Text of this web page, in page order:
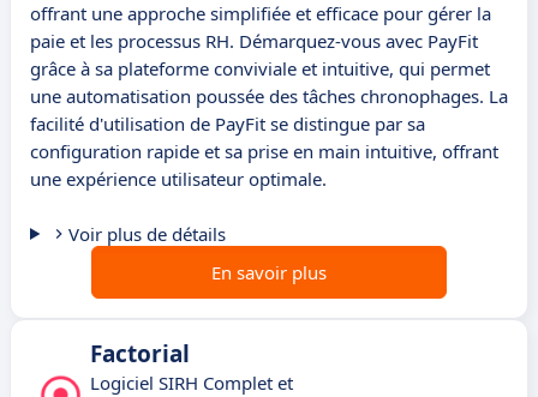
offrant une approche simplifiée et efficace pour gérer la
paie et les processus RH. Démarquez-vous avec PayFit
grâce à sa plateforme conviviale et intuitive, qui permet
une automatisation poussée des tâches chronophages. La
facilité d'utilisation de PayFit se distingue par sa
configuration rapide et sa prise en main intuitive, offrant
une expérience utilisateur optimale.
Voir plus de détails
En savoir plus
Factorial
Logiciel SIRH Complet et